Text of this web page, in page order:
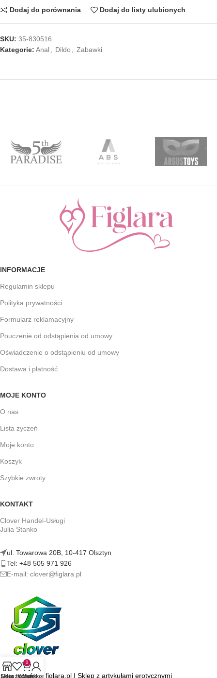
Dodaj do porównania Dodaj do listy ulubionych
SKU: 35-830516
Kategorie: Anal Dildo Zabawki
INFORMACJE
Regulamin sklepu
Polityka prywatności
Formularz reklamacyjny
Pouczenie od odstąpienia od umowy
Oświadczenie o odstąpieniu od umowy
Dostawa i płatność
MOJE KONTO
O nas
Lista życzeń
Moje konto
Koszyk
Szybkie zwroty
KONTAKT
Clover Handel-Usługi
Julia Stanko
ul. Towarowa 20B, 10-417 Olsztyn
Tel: +48 505 971 926
E-mail: clover@figlara.pl
figlara.pl | Sklep z artykułami erotycznymi
Sklep
Lista życzeń
0
Koszyk
Moje konto